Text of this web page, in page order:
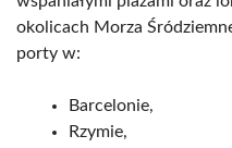
okolicach Morza
porty w:
Barcelonie,
Rzymie,